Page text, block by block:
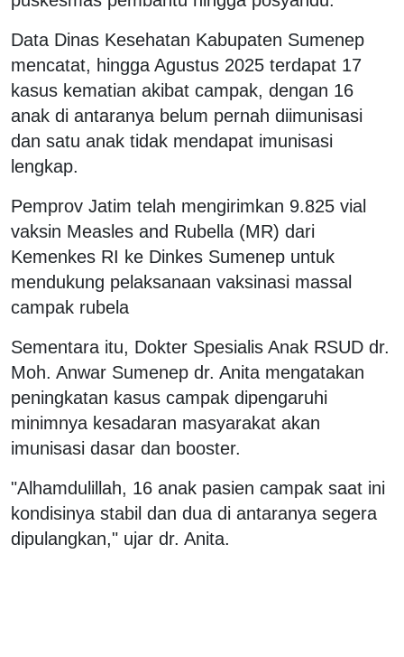
Data Dinas Kesehatan Kabupaten Sumenep
mencatat, hingga Agustus 2025 terdapat 17
kasus kematian akibat campak, dengan 16
anak di antaranya belum pernah diimunisasi
dan satu anak tidak mendapat imunisasi
lengkap.
Pemprov Jatim telah mengirimkan 9.825 vial
vaksin Measles and Rubella (MR) dari
Kemenkes RI ke Dinkes Sumenep untuk
mendukung pelaksanaan vaksinasi massal
campak rubela
Sementara itu, Dokter Spesialis Anak RSUD dr.
Moh. Anwar Sumenep dr. Anita mengatakan
peningkatan kasus campak dipengaruhi
minimnya kesadaran masyarakat akan
imunisasi dasar dan booster.
"Alhamdulillah, 16 anak pasien campak saat ini
kondisinya stabil dan dua di antaranya segera
dipulangkan," ujar dr. Anita.